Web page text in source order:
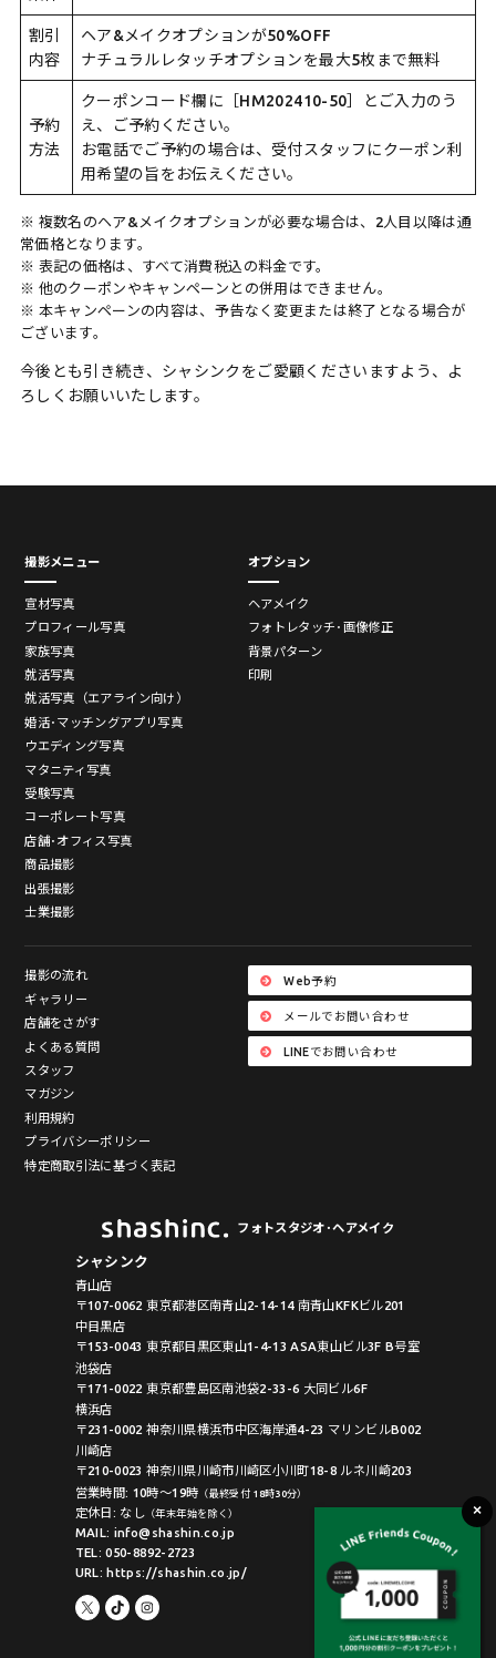
割引
内容
ヘア&メイクオプションが50%OFF
ナチュラルレタッチオプションを最大5枚まで無料
予約
方法
クーポンコード欄に［HM202410-50］とご入力のう
え、ご予約ください。
お電話でご予約の場合は、受付スタッフにクーポン利
用希望の旨をお伝えください。
※ 複数名のヘア&メイクオプションが必要な場合は、2人目以降は通
常価格となります。
※ 表記の価格は、すべて消費税込の料金です。
※ 他のクーポンやキャンペーンとの併用はできません。
※ 本キャンペーンの内容は、予告なく変更または終了となる場合が
ございます。
今後とも引き続き、シャシンクをご愛顧くださいますよう、よ
ろしくお願いいたします。
撮影メニュー
宣材写真
プロフィール写真
家族写真
就活写真
就活写真（エアライン向け）
婚活･マッチングアプリ写真
ウエディング写真
マタニティ写真
受験写真
コーポレート写真
店舗･オフィス写真
商品撮影
出張撮影
士業撮影
オプション
ヘアメイク
フォトレタッチ･画像修正
背景パターン
印刷
撮影の流れ
ギャラリー
店舗をさがす
よくある質問
スタッフ
マガジン
利用規約
プライバシーポリシー
特定商取引法に基づく表記
Web予約
メールでお問い合わせ
LINEでお問い合わせ
フォトスタジオ･ヘアメイク
シャシンク
青山店
〒107-0062 東京都港区南青山2-14-14 南青山KFKビル201
中目黒店
〒153-0043 東京都目黒区東山1-4-13 ASA東山ビル3F B号室
池袋店
〒171-0022 東京都豊島区南池袋2-33-6 大同ビル6F
横浜店
〒231-0002 神奈川県横浜市中区海岸通4-23 マリンビルB002
川崎店
〒210-0023 神奈川県川崎市川崎区小川町18-8 ルネ川崎203
営業時間: 10時〜19時 （最終受付 18時30分）
定休日: なし （年末年始を除く）
MAIL: info@shashin.co.jp
TEL: 050-8892-2723
URL: https://shashin.co.jp/